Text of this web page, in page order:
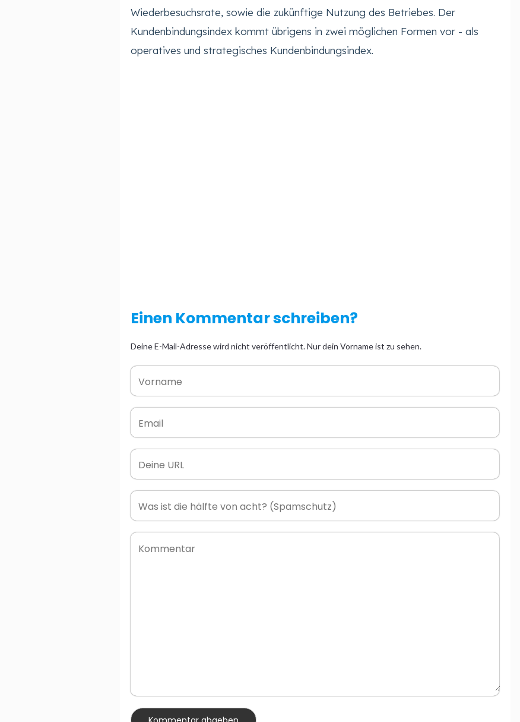
Wiederbesuchsrate, sowie die zukünftige Nutzung des Betriebes. Der
Kundenbindungsindex kommt übrigens in zwei möglichen Formen vor - als
operatives und strategisches Kundenbindungsindex.
Einen Kommentar schreiben?
Deine E-Mail-Adresse wird nicht veröffentlicht. Nur dein Vorname ist zu sehen.